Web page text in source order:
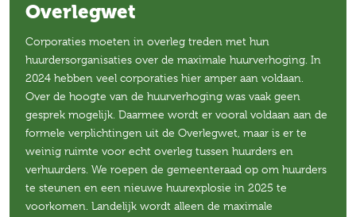
Overlegwet
Corporaties moeten in overleg treden met hun
huurdersorganisaties over de maximale huurverhoging. In
2024 hebben veel corporaties hier amper aan voldaan.
Over de hoogte van de huurverhoging was vaak geen
gesprek mogelijk. Daarmee wordt er vooral voldaan aan de
formele verplichtingen uit de Overlegwet, maar is er te
weinig ruimte voor echt overleg tussen huurders en
verhuurders. We roepen de gemeenteraad op om huurders
te steunen en een nieuwe huurexplosie in 2025 te
voorkomen. Landelijk wordt alleen de maximale